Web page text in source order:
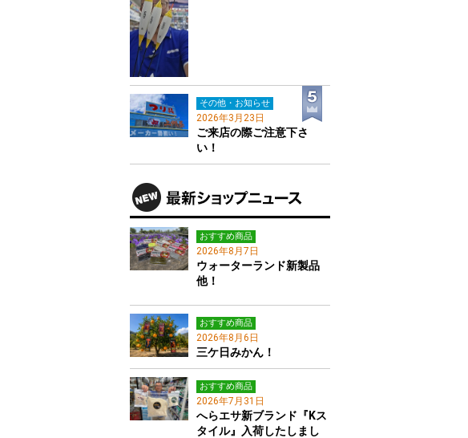
その他・お知らせ
2026年3月23日
ご来店の際ご注意下さ
い！
おすすめ商品
2026年8月7日
ウォーターランド新製品
他！
おすすめ商品
2026年8月6日
三ケ日みかん！
おすすめ商品
2026年7月31日
へらエサ新ブランド『Kス
タイル』入荷したしまし